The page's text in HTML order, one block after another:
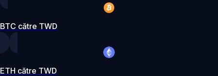
BTC către TWD
ETH către TWD